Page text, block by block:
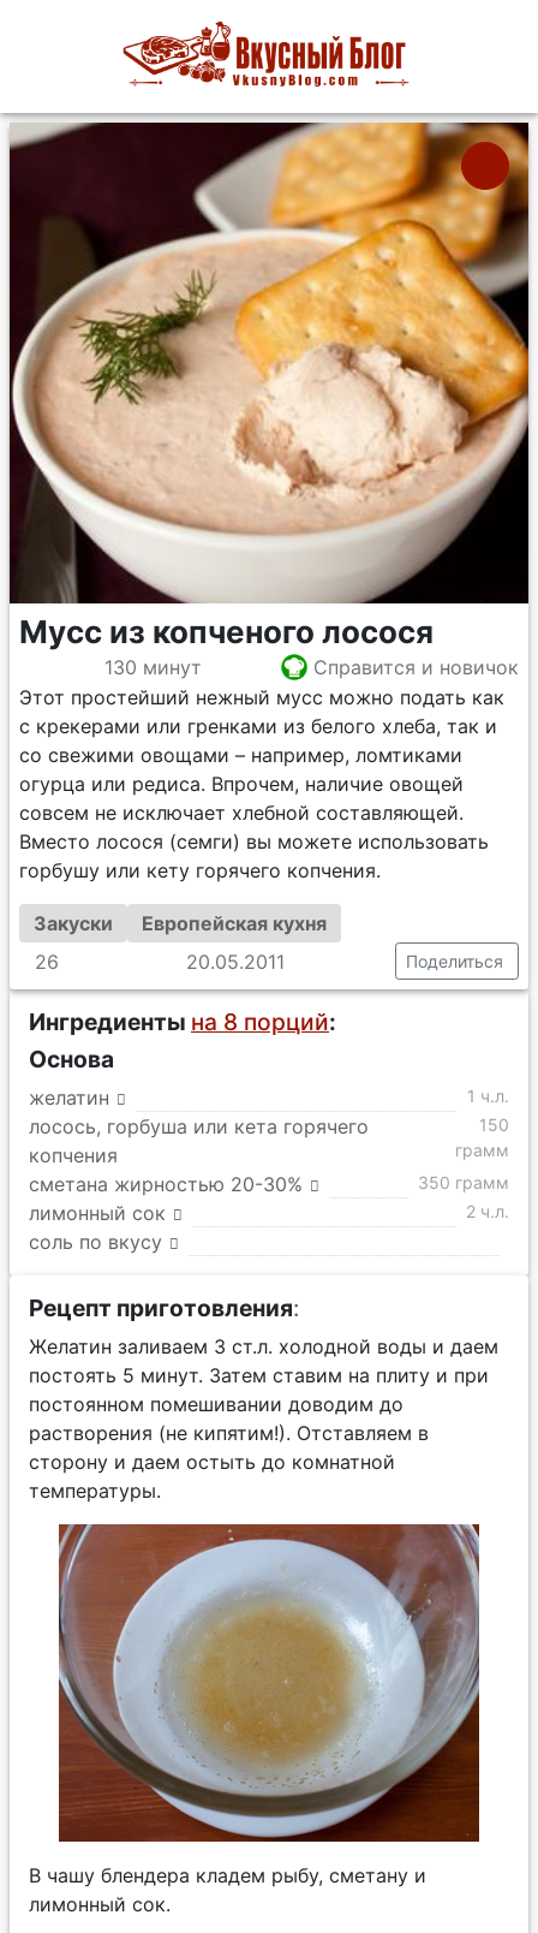
Мусс из копченого лосося
130 минут
Справится и новичок
Этот простейший нежный мусс можно подать как
с крекерами или гренками из белого хлеба, так и
со свежими овощами – например, ломтиками
огурца или редиса. Впрочем, наличие овощей
совсем не исключает хлебной составляющей.
Вместо лосося (семги) вы можете использовать
горбушу или кету горячего копчения.
Закуски
Европейская кухня
26
20.05.2011 Поделиться
Ингредиенты на 8 порций:
Основа
желатин 1 ч.л.
лосось, горбуша или кета горячего
копчения
150
грамм
сметана жирностью 20-30% 350 грамм
лимонный сок 2 ч.л.
соль по вкусу
Рецепт приготовления:
Желатин заливаем 3 ст.л. холодной воды и даем
постоять 5 минут. Затем ставим на плиту и при
постоянном помешивании доводим до
растворения (не кипятим!). Отставляем в
сторону и даем остыть до комнатной
температуры.
В чашу блендера кладем рыбу, сметану и
лимонный сок.